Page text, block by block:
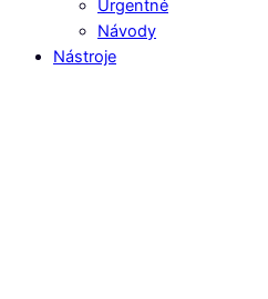
Urgentné
Návody
Nástroje